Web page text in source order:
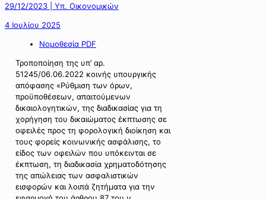
29/12/2023 | Υπ. Οικονομικών
4 Ιουλίου 2025
Νομοθεσία PDF
Τροποποίηση της υπ’ αρ.
51245/06.06.2022 κοινής υπουργικής
απόφασης «Ρύθμιση των όρων,
προϋποθέσεων, απαιτούμενων
δικαιολογητικών, της διαδικασίας για τη
χορήγηση του δικαιώματος έκπτωσης σε
οφειλές προς τη φορολογική διοίκηση και
τους φορείς κοινωνικής ασφάλισης, το
είδος των οφειλών που υπόκεινται σε
έκπτωση, τη διαδικασία χρηματοδότησης
της απώλειας των ασφαλιστικών
εισφορών και λοιπά ζητήματα για την